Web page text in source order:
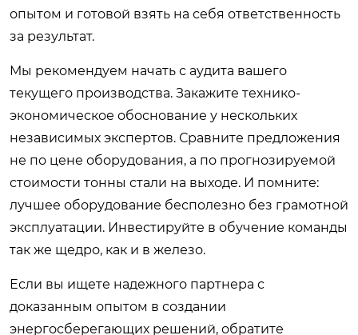
опытом и готовой взять на себя ответственность
за результат.
Мы рекомендуем начать с аудита вашего
текущего производства. Закажите технико-
экономическое обоснование у нескольких
независимых экспертов. Сравните предложения
не по цене оборудования, а по прогнозируемой
стоимости тонны стали на выходе. И помните:
лучшее оборудование бесполезно без грамотной
эксплуатации. Инвестируйте в обучение команды
так же щедро, как и в железо.
Если вы ищете надежного партнера с
доказанным опытом в создании
энергосберегающих решений, обратите